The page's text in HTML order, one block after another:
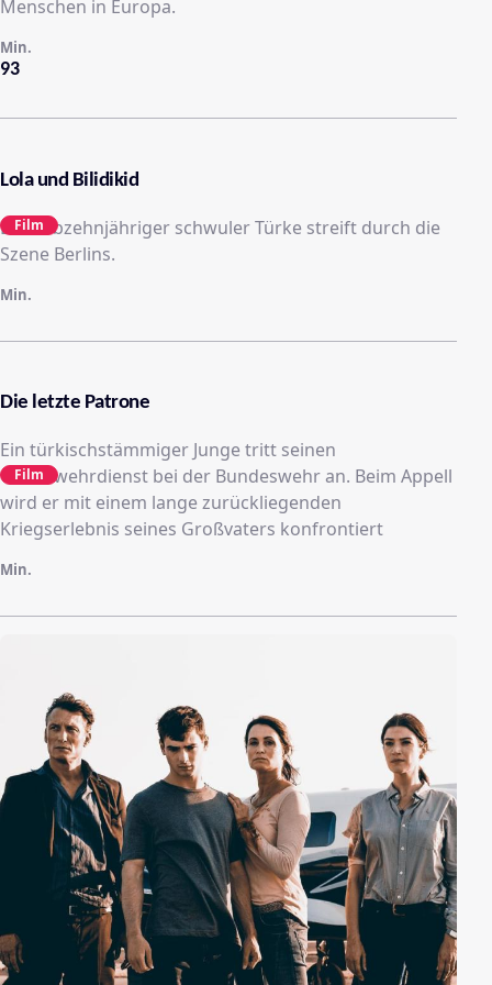
Menschen in Europa.
93
Min.
Lola und Bilidikid
Ein siebzehnjähriger schwuler Türke streift durch die
Szene Berlins.
Min.
Film
Die letzte Patrone
Ein türkischstämmiger Junge tritt seinen
Grundwehrdienst bei der Bundeswehr an. Beim Appell
wird er mit einem lange zurückliegenden
Kriegserlebnis seines Großvaters konfrontiert
Min.
Film